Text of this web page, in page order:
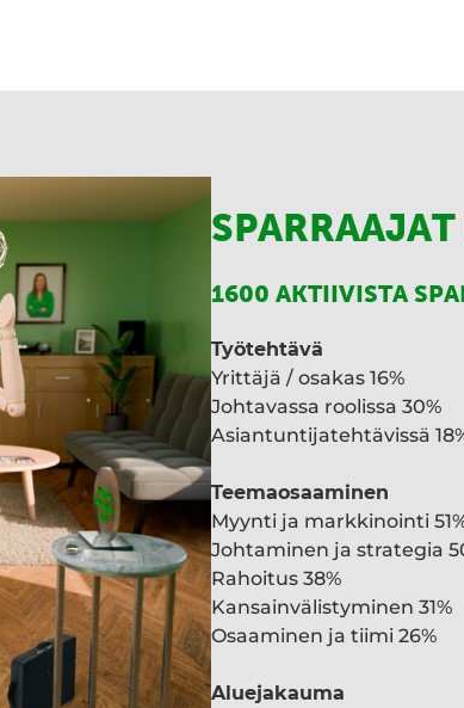
1600 AKTIIVISTA
Työtehtävä
Yrittäjä / osakas 16%
Johtavassa roolissa 30%
Asiantuntijatehtävissä
Teemaosaaminen
Myynti ja markkinointi
Johtaminen ja strategia
Rahoitus 38%
Kansainvälistyminen 31%
Osaaminen ja tiimi 26%
Aluejakauma